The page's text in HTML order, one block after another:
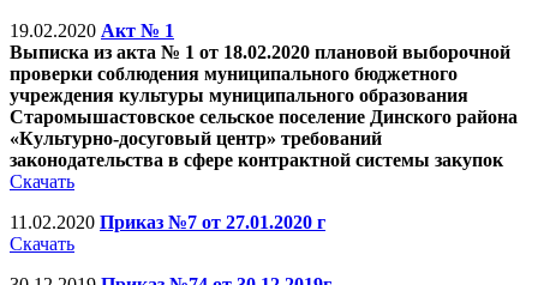
19.02.2020 Акт № 1
Выписка из акта № 1 от 18.02.2020 плановой выборочной
проверки соблюдения муниципального бюджетного
учреждения культуры муниципального образования
Старомышастовское сельское поселение Динского района
«Культурно-досуговый центр» требований
законодательства в сфере контрактной системы закупок
Скачать
11.02.2020 Приказ №7 от 27.01.2020 г
Скачать